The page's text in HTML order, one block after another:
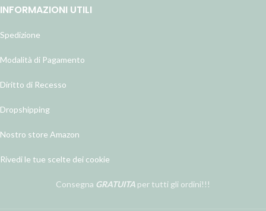
INFORMAZIONI UTILI
Spedizione
Modalità di Pagamento
Diritto di Recesso
Dropshipping
Nostro store Amazon
Rivedi le tue scelte dei cookie
Consegna GRATUITA per tutti gli ordini!!!